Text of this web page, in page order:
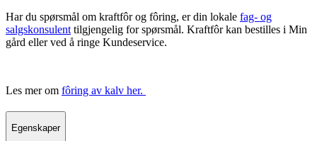
Har du spørsmål om kraftfôr og fôring, er din lokale fag- og
salgskonsulent tilgjengelig for spørsmål. Kraftfôr kan bestilles i Min
gård eller ved å ringe Kundeservice.
Les mer om fôring av kalv her.
Egenskaper